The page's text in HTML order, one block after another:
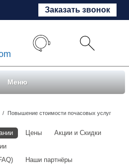
Заказать звонок
Меню
/ Повышение стоимости почасовых услуг
Цены
Акции и Скидки
Наши партнёры